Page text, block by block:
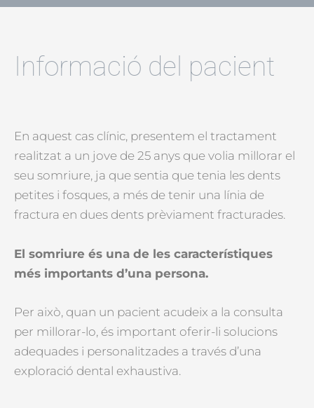
Informació del pacient
En aquest cas clínic, presentem el tractament
realitzat a un jove de 25 anys que volia millorar el
seu somriure, ja que sentia que tenia les dents
petites i fosques, a més de tenir una línia de
fractura en dues dents prèviament fracturades.
El somriure és una de les característiques
més importants d’una persona.
Per això, quan un pacient acudeix a la consulta
per millorar-lo, és important oferir-li solucions
adequades i personalitzades a través d’una
exploració dental exhaustiva.